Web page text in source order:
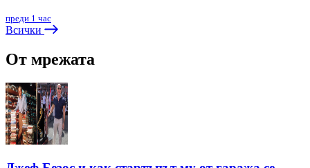
преди 1 час
Всички
От мрежата